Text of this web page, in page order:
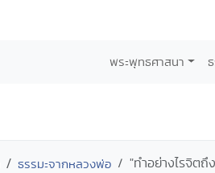
พระพุทธศาสนา
ธรรมะจากหลวงพ่อ "ทำอย่างไรจิต